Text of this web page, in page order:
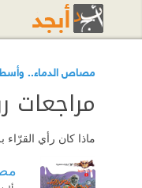
مصاص الدماء..
مراجعات
ماذا كان رأي القرّاء برواية